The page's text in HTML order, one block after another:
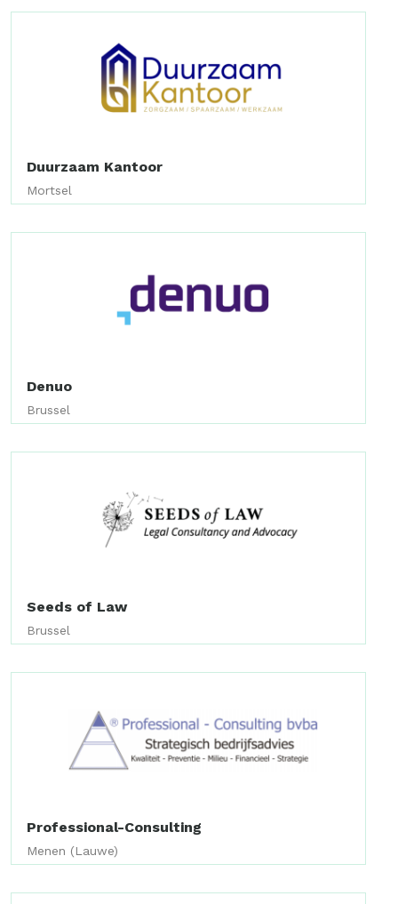
Duurzaam Kantoor
Mortsel
Denuo
Brussel
Seeds of Law
Brussel
Professional-Consulting
Menen (Lauwe)